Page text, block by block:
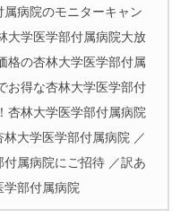
病院のモニターキャン
大学医学部付属病院大放
格の杏林大学医学部付属
お得な杏林大学医学部付
杏林大学医学部付属病院
林大学医学部付属病院 ／
付属病院にご招待 ／訳あ
学部付属病院